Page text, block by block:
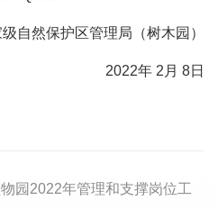
自然保护区管理局（树木园）
2022年 2月 8日
园2022年管理和支撑岗位工